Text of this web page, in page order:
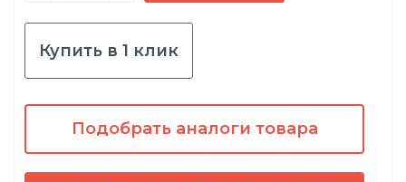
Купить в 1 клик
Подобрать аналоги товара